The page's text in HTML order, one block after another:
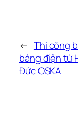
← Thi công
bảng điện tử
Đức OSKA